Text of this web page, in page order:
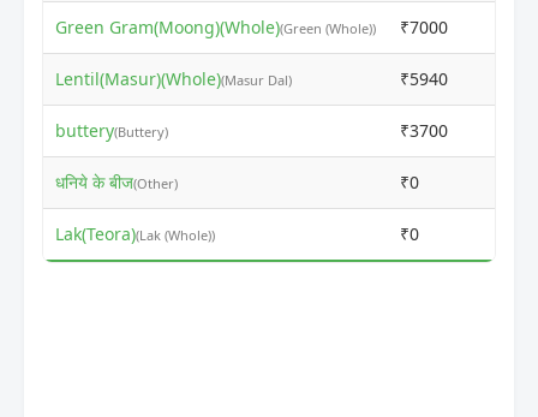
Green Gram(Moong)(Whole)(Green (Whole)) ₹7000
Lentil(Masur)(Whole)(Masur Dal) ₹5940
buttery(Buttery) ₹3700
धनिये के बीज(Other) ₹0
Lak(Teora)(Lak (Whole)) ₹0